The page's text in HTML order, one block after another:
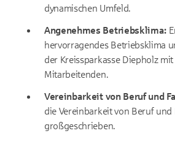
dynamischen Umfeld.
Angenehmes Betriebsklima:
hervorragendes Betriebsklima
der Kreissparkasse Diepholz
Mitarbeitenden.
Vereinbarkeit von Beruf und
die Vereinbarkeit von Beruf und
großgeschrieben.